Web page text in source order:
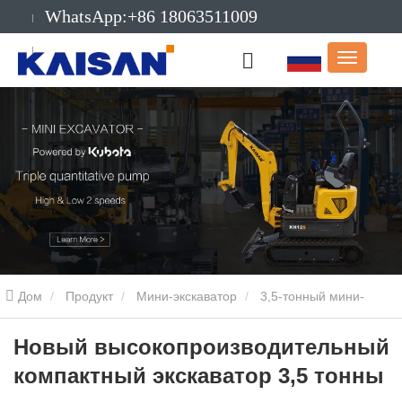
WhatsApp:+86 18063511009
Электронная
почта:info@kaisanmachinery.com
Дом Продукт Мини-экскаватор 3,5-тонный мини-
экскаватор
экскаватор 3,5 тонны
Новый высокопроизводительный
компактный экскаватор 3,5 тонны